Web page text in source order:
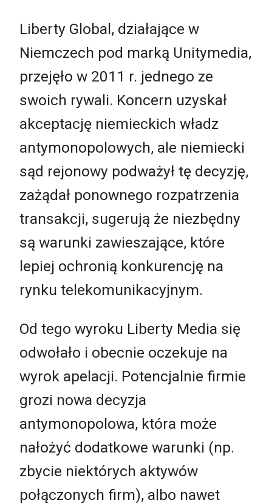
Liberty Global, działające w
Niemczech pod marką Unitymedia,
przejęło w 2011 r. jednego ze
swoich rywali. Koncern uzyskał
akceptację niemieckich władz
antymonopolowych, ale niemiecki
sąd rejonowy podważył tę decyzję,
zażądał ponownego rozpatrzenia
transakcji, sugerują że niezbędny
są warunki zawieszające, które
lepiej ochronią konkurencję na
rynku telekomunikacyjnym.
Od tego wyroku Liberty Media się
odwołało i obecnie oczekuje na
wyrok apelacji. Potencjalnie firmie
grozi nowa decyzja
antymonopolowa, która może
nałożyć dodatkowe warunki (np.
zbycie niektórych aktywów
połączonych firm), albo nawet